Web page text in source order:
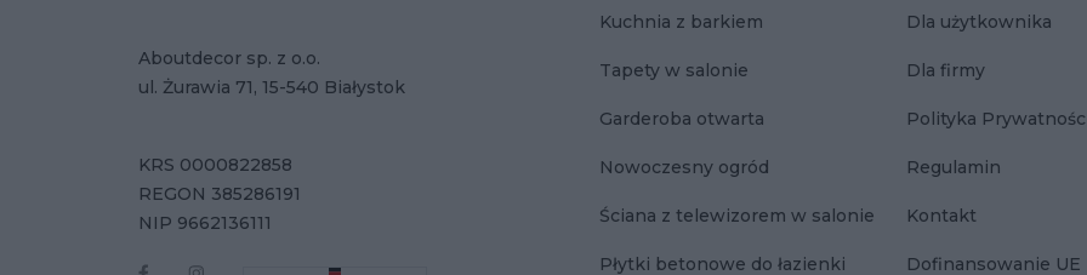
Kuchnia z barkiem
Tapety w salonie
Garderoba otwarta
Nowoczesny ogród
Ściana z telewizorem w salonie
Płytki betonowe do łazienki
Dla użytkownika
Dla firmy
Polityka
Regulamin
Kontakt
Dofinansowanie UE
Aboutdecor sp. z o.o.
ul. Żurawia 71, 15-540 Białystok
KRS 0000822858
REGON 385286191
NIP 9662136111